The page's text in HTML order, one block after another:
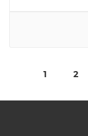
1 2